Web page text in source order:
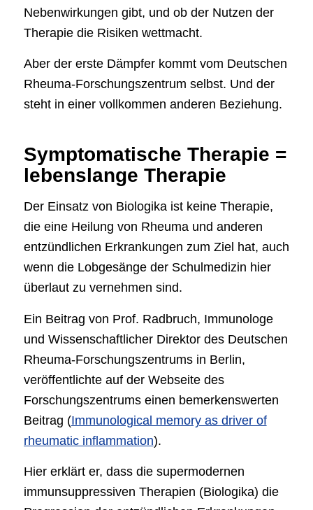
Nebenwirkungen gibt, und ob der Nutzen der
Therapie die Risiken wettmacht.
Aber der erste Dämpfer kommt vom Deutschen
Rheuma-Forschungszentrum selbst. Und der
steht in einer vollkommen anderen Beziehung.
Symptomatische Therapie =
lebenslange Therapie
Der Einsatz von Biologika ist keine Therapie,
die eine Heilung von Rheuma und anderen
entzündlichen Erkrankungen zum Ziel hat, auch
wenn die Lobgesänge der Schulmedizin hier
überlaut zu vernehmen sind.
Ein Beitrag von Prof. Radbruch, Immunologe
und Wissenschaftlicher Direktor des Deutschen
Rheuma-Forschungszentrums in Berlin,
veröffentlichte auf der Webseite des
Forschungszentrums einen bemerkenswerten
Beitrag (Immunological memory as driver of
rheumatic inflammation).
Hier erklärt er, dass die supermodernen
immunsuppressiven Therapien (Biologika) die